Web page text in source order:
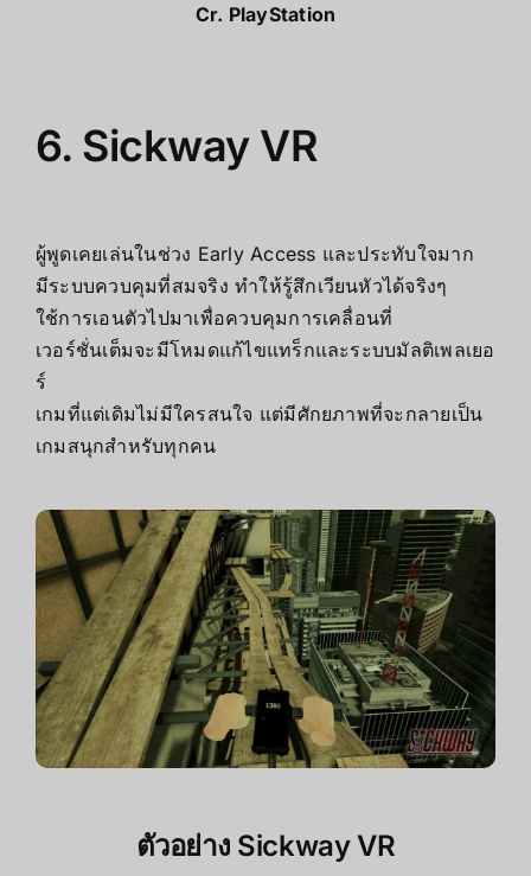
Cr. PlayStation
6. Sickway VR
ผู้พูดเคยเล่นในช่วง Early Access และประทับใจมาก
มีระบบควบคุมที่สมจริง ทำให้รู้สึกเวียนหัวได้จริงๆ
ใช้การเอนตัวไปมาเพื่อควบคุมการเคลื่อนที่
เวอร์ชั่นเต็มจะมีโหมดแก้ไขแทร็กและระบบมัลติเพลเยอ
ร์
เกมที่แต่เดิมไม่มีใครสนใจ แต่มีศักยภาพที่จะกลายเป็น
เกมสนุกสำหรับทุกคน
ตัวอย่าง Sickway VR